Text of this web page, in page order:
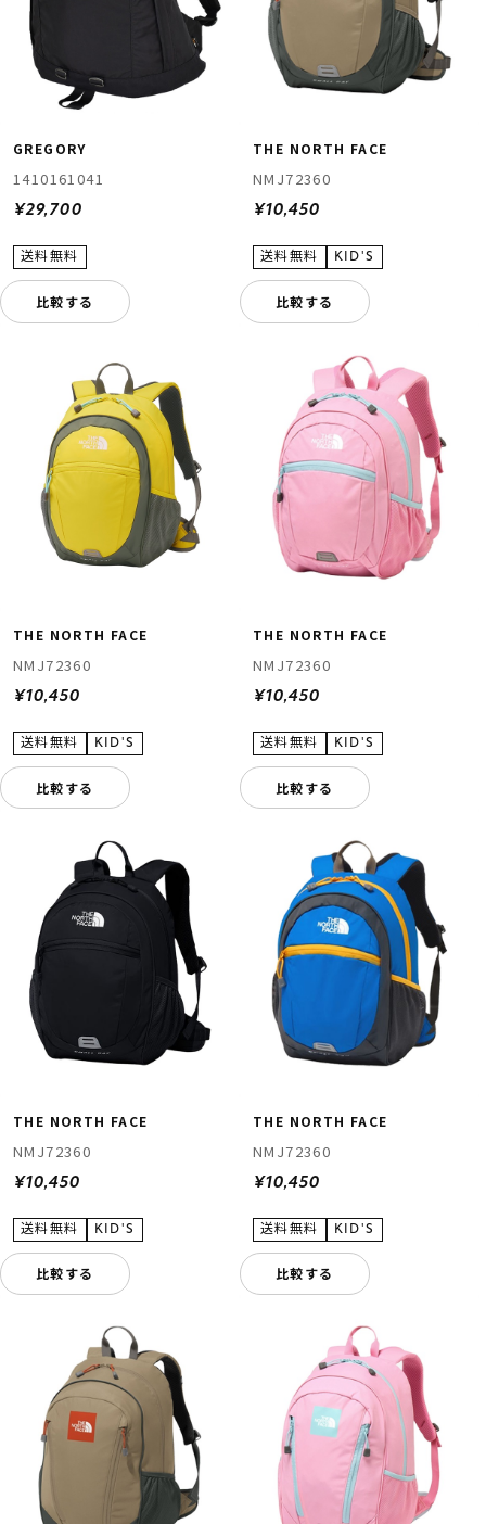
GREGORY
1410161041
¥29,700
比較する
THE NORTH FACE
NMJ72360
¥10,450
比較する
THE NORTH FACE
NMJ72360
¥10,450
比較する
THE NORTH FACE
NMJ72360
¥10,450
比較する
THE NORTH FACE
NMJ72360
¥10,450
比較する
THE NORTH FACE
NMJ72360
¥10,450
比較する